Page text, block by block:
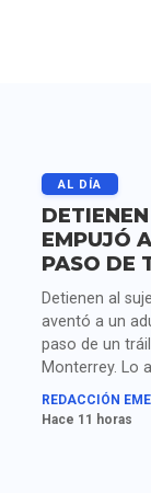
AL DÍA
EMPUJÓ
PASO DE
Detienen al
aventó a un
paso de un
Monterrey. Lo
homicidio y
droga.
REDACCIÓN
Hace 11 horas